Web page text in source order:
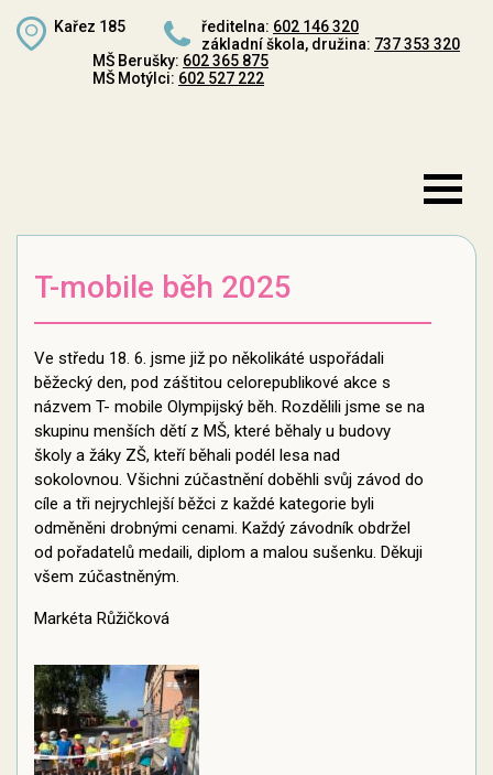
Kařez 185 ředitelna: 602 146 320
základní škola, družina: 737 353 320
MŠ Berušky: 602 365 875
MŠ Motýlci: 602 527 222
T-mobile běh 2025
Ve středu 18. 6. jsme již po několikáté uspořádali
běžecký den, pod záštitou celorepublikové akce s
názvem T- mobile Olympijský běh. Rozdělili jsme se na
skupinu menších dětí z MŠ, které běhaly u budovy
školy a žáky ZŠ, kteří běhali podél lesa nad
sokolovnou. Všichni zúčastnění doběhli svůj závod do
cíle a tři nejrychlejší běžci z každé kategorie byli
odměněni drobnými cenami. Každý závodník obdržel
od pořadatelů medaili, diplom a malou sušenku. Děkuji
všem zúčastněným.
Markéta Růžičková